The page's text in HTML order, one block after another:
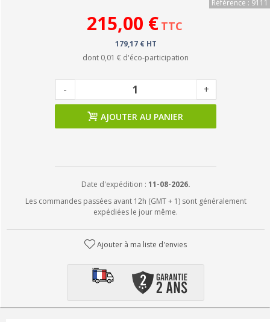
Référence : 9111
215,00 € TTC
179,17 € HT
dont 0,01 € d'éco-participation
- +
AJOUTER AU PANIER
Date d'expédition : 11-08-2026.
Les commandes passées avant 12h (GMT + 1) sont généralement
expédiées le jour même.
Ajouter à ma liste d'envies